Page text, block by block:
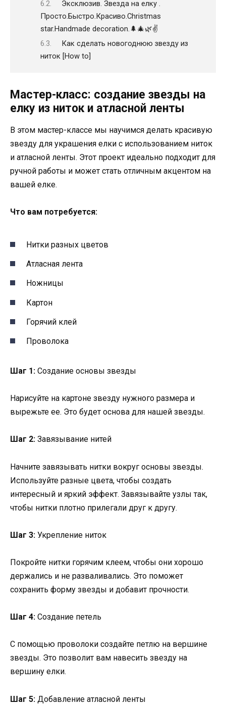
Эксклюзив. Звезда на елку .
Просто.Быстро.Красиво.Christmas
star.Handmade decoration.🌲🎄🌿✌️
Как сделать новогоднюю звезду из
ниток [How to]
Мастер-класс: создание звезды на
елку из ниток и атласной ленты
В этом мастер-классе мы научимся делать красивую
звезду для украшения елки с использованием ниток
и атласной ленты. Этот проект идеально подходит для
ручной работы и может стать отличным акцентом на
вашей елке.
Что вам потребуется:
Нитки разных цветов
Атласная лента
Ножницы
Картон
Горячий клей
Проволока
Шаг 1: Создание основы звезды
Нарисуйте на картоне звезду нужного размера и
вырежьте ее. Это будет основа для нашей звезды.
Шаг 2: Завязывание нитей
Начните завязывать нитки вокруг основы звезды.
Используйте разные цвета, чтобы создать
интересный и яркий эффект. Завязывайте узлы так,
чтобы нитки плотно прилегали друг к другу.
Шаг 3: Укрепление ниток
Покройте нитки горячим клеем, чтобы они хорошо
держались и не разваливались. Это поможет
сохранить форму звезды и добавит прочности.
Шаг 4: Создание петель
С помощью проволоки создайте петлю на вершине
звезды. Это позволит вам навесить звезду на
вершину елки.
Шаг 5: Добавление атласной ленты